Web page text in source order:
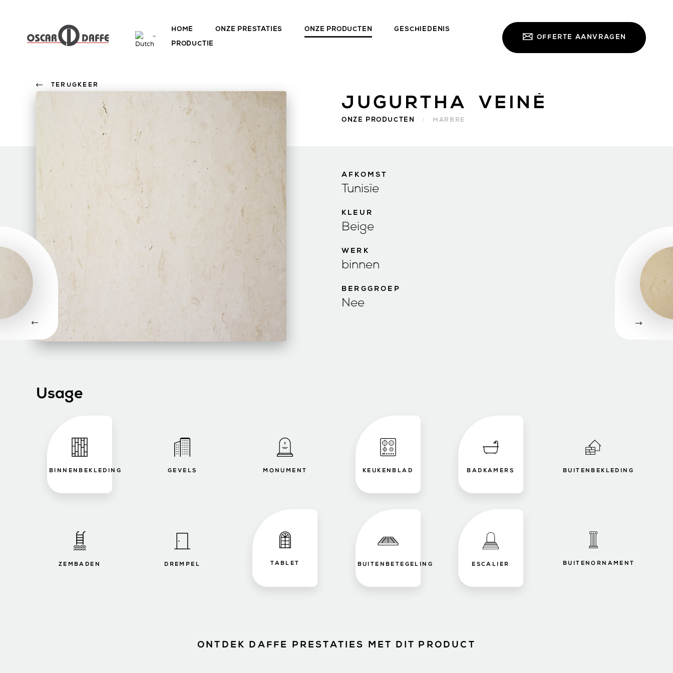
HOME ONZE PRESTATIES ONZE PRODUCTEN GESCHIEDENIS
PRODUCTIE
OFFERTE AANVRAGEN
JUGURTHA VEINÉ
ONZE PRODUCTEN > MARBRE
TERUGKEER
AFKOMST
Tunisïe
KLEUR
Beige
WERK
binnen
BERGGROEP
Nee
Usage
BINNENBEKLEDING GEVELS MONUMENT KEUKENBLAD BADKAMERS BUITENBEKLEDING
ZEMBADEN DREMPEL TABLET BUITENBETEGELING ESCALIER BUITENORNAMENT
ONTDEK DAFFE PRESTATIES MET DIT PRODUCT